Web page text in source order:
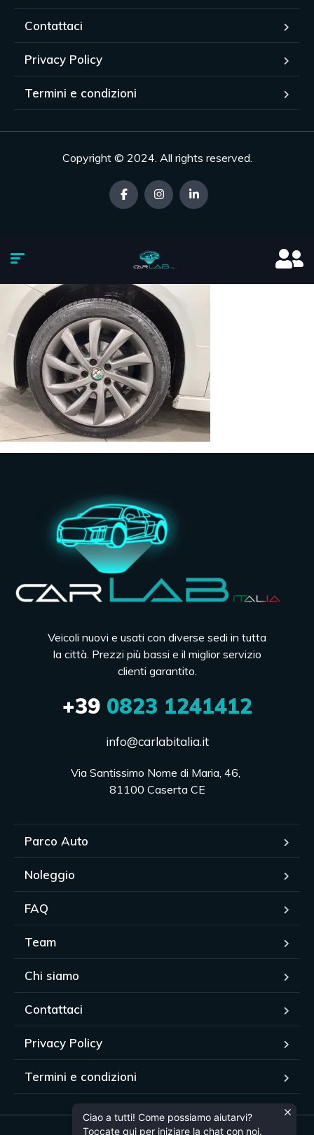
Contattaci
Privacy Policy
Termini e condizioni
Copyright © 2024. All rights reserved.
Veicoli nuovi e usati con diverse sedi in tutta
la città. Prezzi più bassi e il miglior servizio
clienti garantito.
+390823 1241412
info@carlabitalia.it
Via Santissimo Nome di Maria, 46,
81100 Caserta CE
Parco Auto
Noleggio
FAQ
Team
Chi siamo
Contattaci
Privacy Policy
Termini e condizioni
Ciao a tutti! Come possiamo aiutarvi?
Toccate qui per iniziare la chat con noi.